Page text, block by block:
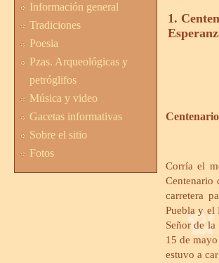
Información general
Tradiciones
Poesia
Pzas. Arqueológicas y
petróglifos
Música y video
Gacetas informativas
Sobre el sitio
Fotos
1.
Corría el
Centenario
carretera
Puebla y el
Señor de
15 de
estuvo a